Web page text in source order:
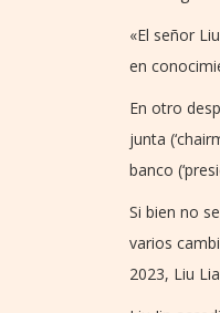
«El señor
en
En otro
junta
banco
Si bien no
varios
2023, Liu